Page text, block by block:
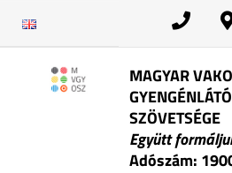
MAGYAR
SZÖVETSÉGE
Együtt
Adószám: